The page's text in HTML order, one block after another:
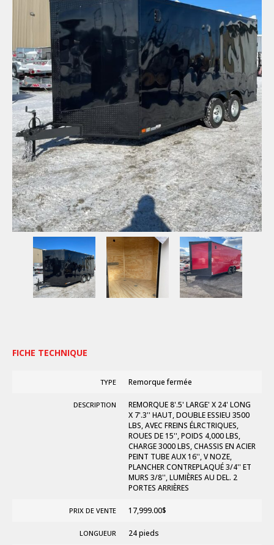
FICHE TECHNIQUE
TYPE Remorque fermée
DESCRIPTION
REMORQUE 8'.5' LARGE' X 24' LONG
X 7'.3'' HAUT, DOUBLE ESSIEU 3500
LBS, AVEC FREINS ÉLRCTRIQUES,
ROUES DE 15'', POIDS 4,000 LBS,
CHARGE 3000 LBS, CHASSIS EN ACIER
PEINT TUBE AUX 16'', V NOZE,
PLANCHER CONTREPLAQUÉ 3/4'' ET
MURS 3/8'', LUMIÈRES AU DEL. 2
PORTES ARRIÈRES
PRIX DE VENTE 17,999.00$
LONGUEUR 24 pieds